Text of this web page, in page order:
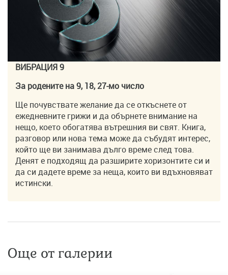
ВИБРАЦИЯ 9
За родените на 9, 18, 27-мо число
Ще почувствате желание да се откъснете от
ежедневните грижи и да обърнете внимание на
нещо, което обогатява вътрешния ви свят. Книга,
разговор или нова тема може да събудят интерес,
който ще ви занимава дълго време след това.
Денят е подходящ да разширите хоризонтите си и
да си дадете време за неща, които ви вдъхновяват
истински.
Още от галерии